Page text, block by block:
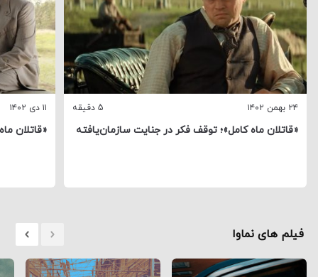
۲۴ بهمن ۱۴۰۲ 5 دقیقه
«قاتلان ماه کامل»؛ توقف فکر در جنایت سازمان‌یافته
۱۱ دی ۱۴۰۲
«قاتلان
فیلم های نماوا